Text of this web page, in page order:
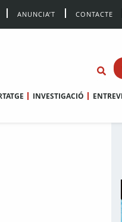
ANUNCIA’T CONTACTE
INVESTIGACIÓ